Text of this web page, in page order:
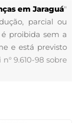
em Jaraguá"
parcial ou
proibida sem a
e está previsto
n° 9.610-98 sobre